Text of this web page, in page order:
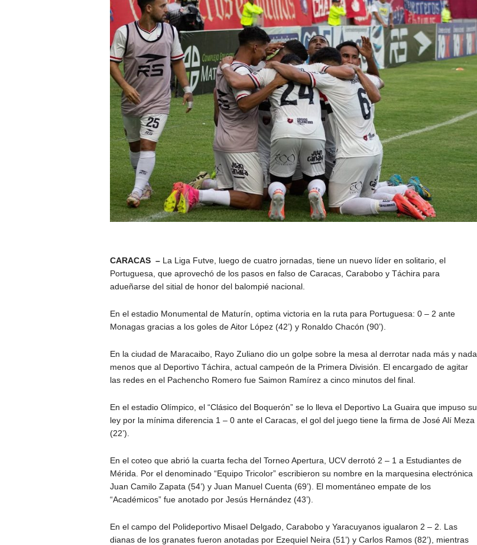
CARACAS – La Liga Futve, luego de cuatro jornadas, tiene un nuevo líder en solitario, el
Portuguesa, que aprovechó de los pasos en falso de Caracas, Carabobo y Táchira para
adueñarse del sitial de honor del balompié nacional.
En el estadio Monumental de Maturín, optima victoria en la ruta para Portuguesa: 0 – 2 ante
Monagas gracias a los goles de Aitor López (42’) y Ronaldo Chacón (90’).
En la ciudad de Maracaibo, Rayo Zuliano dio un golpe sobre la mesa al derrotar nada más y nada
menos que al Deportivo Táchira, actual campeón de la Primera División. El encargado de agitar
las redes en el Pachencho Romero fue Saimon Ramírez a cinco minutos del final.
En el estadio Olímpico, el “Clásico del Boquerón” se lo lleva el Deportivo La Guaira que impuso su
ley por la mínima diferencia 1 – 0 ante el Caracas, el gol del juego tiene la firma de José Alí Meza
(22’).
En el coteo que abrió la cuarta fecha del Torneo Apertura, UCV derrotó 2 – 1 a Estudiantes de
Mérida. Por el denominado “Equipo Tricolor” escribieron su nombre en la marquesina electrónica
Juan Camilo Zapata (54’) y Juan Manuel Cuenta (69’). El momentáneo empate de los
“Académicos” fue anotado por Jesús Hernández (43’).
En el campo del Polideportivo Misael Delgado, Carabobo y Yaracuyanos igualaron 2 – 2. Las
dianas de los granates fueron anotadas por Ezequiel Neira (51’) y Carlos Ramos (82’), mientras